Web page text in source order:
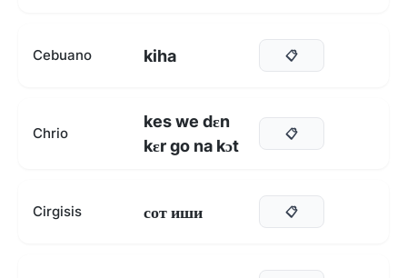
Cebuano kiha 📋
Chrio
kes we dɛn
kɛr go na kɔt
📋
Cirgisis сот иши 📋